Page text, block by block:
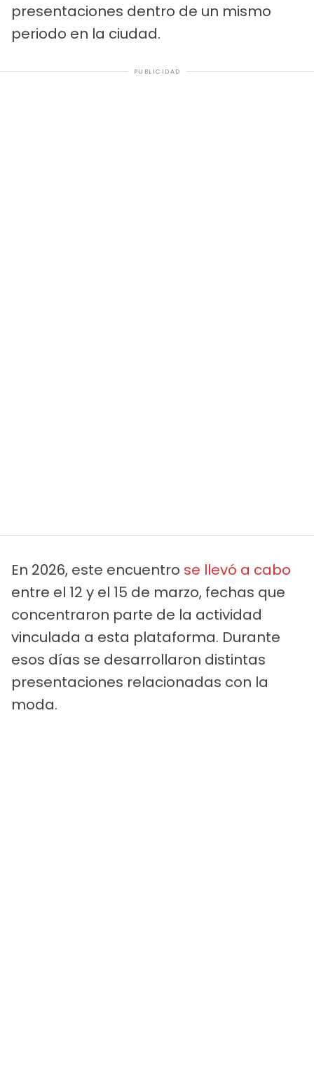
presentaciones dentro de un mismo
periodo en la ciudad.
PUBLICIDAD
En 2026, este encuentro se llevó a cabo
entre el 12 y el 15 de marzo, fechas que
concentraron parte de la actividad
vinculada a esta plataforma. Durante
esos días se desarrollaron distintas
presentaciones relacionadas con la
moda.